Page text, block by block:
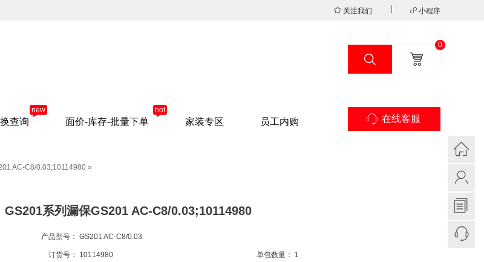
关注我们 小程序
0
查询
new
面价-库存-批量下单
hot
家装专区 员工内购 在线客服
AC-C8/0.03;10114980 »
GS201系列漏保GS201 AC-C8/0.03;10114980
产品型号： GS201 AC-C8/0.03
订货号： 10114980 单包数量： 1